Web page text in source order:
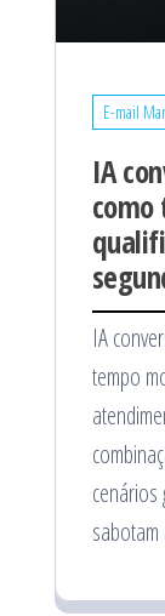
E-mail
IA
como
IA
tempo